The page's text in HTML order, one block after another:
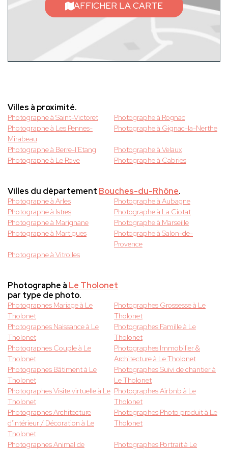
AFFICHER LA CARTE
Villes à proximité.
Photographe à Saint-Victoret
Photographe à Rognac
Photographe à Les Pennes-
Mirabeau
Photographe à Gignac-la-Nerthe
Photographe à Berre-l'Etang
Photographe à Velaux
Photographe à Le Rove
Photographe à Cabries
Villes du département Bouches-du-Rhône.
Photographe à Arles
Photographe à Aubagne
Photographe à Istres
Photographe à La Ciotat
Photographe à Marignane
Photographe à Marseille
Photographe à Martigues
Photographe à Salon-de-
Provence
Photographe à Vitrolles
Photographe à Le Tholonet
par type de photo.
Photographes Mariage à Le
Tholonet
Photographes Grossesse à Le
Tholonet
Photographes Naissance à Le
Tholonet
Photographes Famille à Le
Tholonet
Photographes Couple à Le
Tholonet
Photographes Immobilier &
Architecture à Le Tholonet
Photographes Bâtiment à Le
Tholonet
Photographes Suivi de chantier à
Le Tholonet
Photographes Visite virtuelle à Le
Tholonet
Photographes Airbnb à Le
Tholonet
Photographes Architecture
d'intérieur / Décoration à Le
Tholonet
Photographes Photo produit à Le
Tholonet
Photographes Animal de
Photographes Portrait à Le